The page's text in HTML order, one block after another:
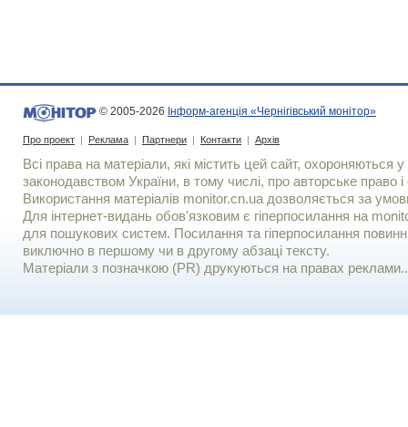
© 2005-2026 Інформ-агенція «Чернігівський монітор»
Про проект | Реклама | Партнери | Контакти | Архів
Всі права на матеріали, які містить цей сайт, охороняються у
законодавством України, в тому числі, про авторське право і
Використання матерiалiв monitor.cn.ua дозволяється за
Для iнтернет-видань обов'язковим є гiперпосилання на
для пошукових систем. Посилання та гіперпосилання
виключно в першому чи в другому абзаці тексту.
Матеріали з позначкою (PR) друкуються на правах реклами..